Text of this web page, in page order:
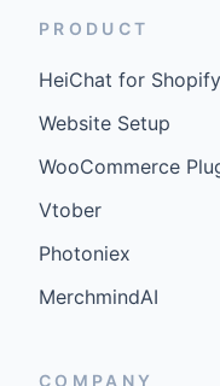
PRODUCT
HeiChat for Shopify
Website Setup
WooCommerce
Vtober
Photoniex
MerchmindAI
COMPANY